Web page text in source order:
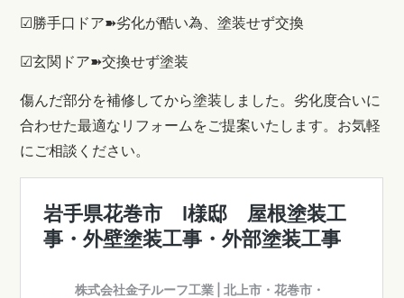
☑勝手口ドア➽劣化が酷い為、塗装せず交換
☑玄関ドア➽交換せず塗装
傷んだ部分を補修してから塗装しました。劣化度合いに
合わせた最適なリフォームをご提案いたします。お気軽
にご相談ください。